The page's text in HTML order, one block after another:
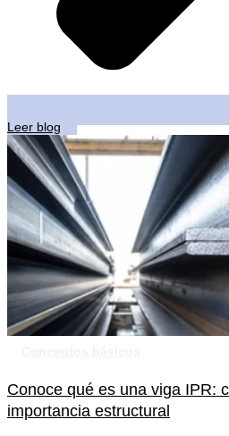
Leer blog
Conoce qué es una viga IPR:
importancia estructural